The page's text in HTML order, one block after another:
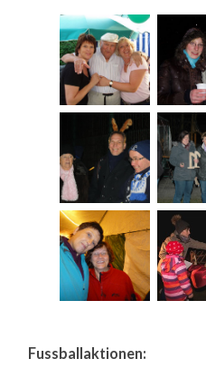
Fussballaktionen: